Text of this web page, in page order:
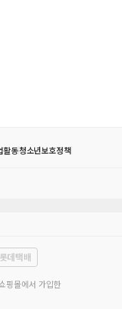
활동청소년보호정책
롯데택배
핑몰에서 가입한